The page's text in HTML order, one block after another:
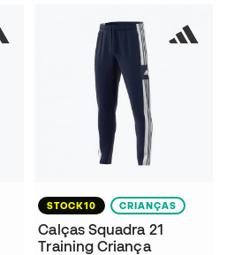
STOCK10 CRIANÇAS
Calças Squadra 21
Training Criança